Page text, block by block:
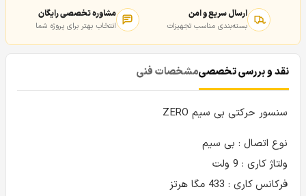
ارسال سریع و امن
بسته‌بندی مناسب تجهیزات
مشاوره تخصصی رایگان
انتخاب بهتر برای پروژه شما
نقد و بررسی تخصصیمشخصات فنی
سنسور حرکتی بی سیم ZERO
نوع اتصال : بی سیم
ولتاژ کاری : 9 ولت
فرکانس کاری : 433 مگا هرتز